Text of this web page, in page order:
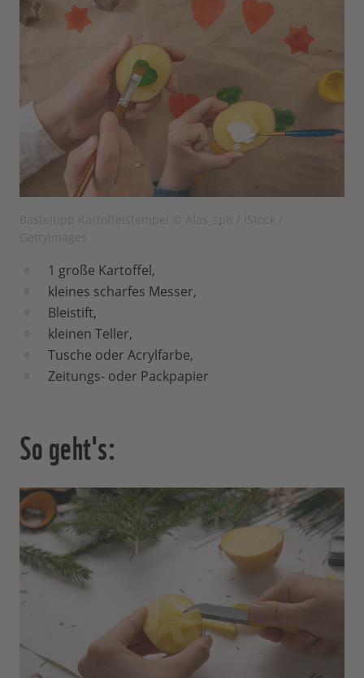
1 große Kartoffel,
kleines scharfes Messer,
Bleistift,
kleinen Teller,
Tusche oder Acrylfarbe,
Zeitungs- oder Packpapier
So geht's: